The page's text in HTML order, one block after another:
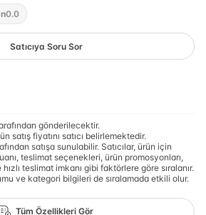
0.0
Satıcıya Soru Sor
gönderilecektir.
satış fiyatını satıcı belirlemektedir.
satışa sunulabilir. Satıcılar, ürün için
teslimat seçenekleri, ürün promosyonları,
teslimat imkanı gibi faktörlere göre sıralanır.
ve kategori bilgileri de sıralamada etkili olur.
Tüm Özellikleri Gör